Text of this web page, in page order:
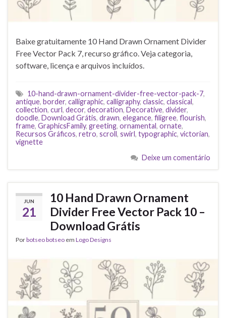
Baixe gratuitamente 10 Hand Drawn Ornament Divider
Free Vector Pack 7, recurso gráfico. Veja categoria,
software, licença e arquivos incluídos.
10-hand-drawn-ornament-divider-free-vector-pack-7,
antique, border, calligraphic, calligraphy, classic, classical,
collection, curl, decor, decoration, Decorative, divider,
doodle, Download Grátis, drawn, elegance, filigree, flourish,
frame, GraphicsFamily, greeting, ornamental, ornate,
Recursos Gráficos, retro, scroll, swirl, typographic, victorian,
vignette
Deixe um comentário
JUN
21
10 Hand Drawn Ornament
Divider Free Vector Pack 10 –
Download Grátis
Porbotseo botseo em Logo Designs